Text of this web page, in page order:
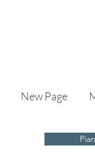
New Page